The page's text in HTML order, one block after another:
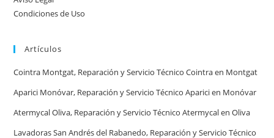
y
en
Condiciones de Uso
Artículos
Cointra Montgat, Reparación y Servicio Técnico Cointra en Montgat
Aparici Monóvar, Reparación y Servicio Técnico Aparici en Monóvar
Atermycal Oliva, Reparación y Servicio Técnico Atermycal en Oliva
Lavadoras San Andrés del Rabanedo, Reparación y Servicio Técnico